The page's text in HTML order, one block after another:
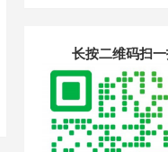
长按二维码扫